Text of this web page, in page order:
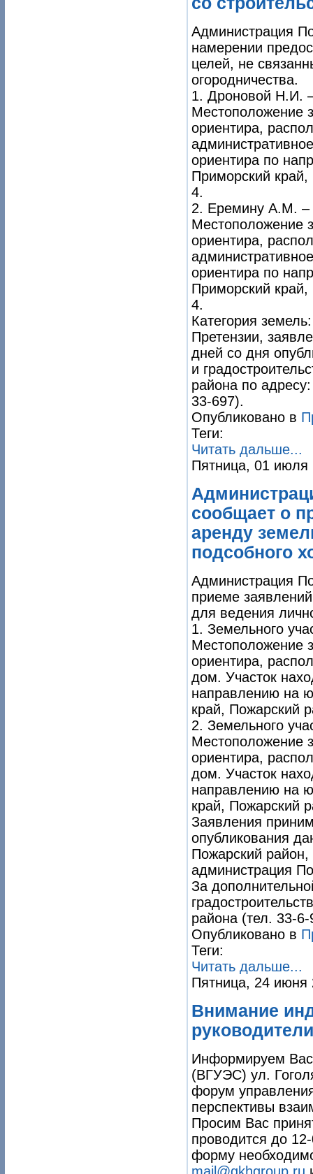
Администрация
намерении
целей, не
огородничества.
1. Дроновой Н.И.
Местоположение
ориентира,
ориентира по
Приморский
4.
2. Еремину А.М. –
Местоположение
ориентира,
ориентира по
Приморский
4.
Категория
Претензии,
дней со дня
и
района по
33-697).
Опубликовано в
Теги:
Читать дальше...
Пятница, 01 июля
сообщает о
аренду
подсобного
Администрация
приеме
для ведения
1. Земельного
Местоположение
ориентира,
дом. Участок
направлению на
край, Пожарский
2. Земельного
Местоположение
ориентира,
дом. Участок
направлению на
край, Пожарский
Заявления
опубликования
Пожарский район,
администрация
За
района (тел. 33-
Опубликовано в
Теги:
Читать дальше...
Пятница, 24 июня
Внимание
Информируем Вас
(ВГУЭС) ул.
форум
перспективы
Просим Вас
проводится до
форму